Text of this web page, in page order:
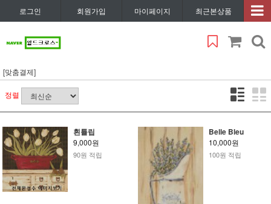
로그인 회원가입 마이페이지 최근본상품
[맞춤결제]
정렬
흰튤립
9,000원
90원 적립
Belle Bleu
10,000원
100원 적립